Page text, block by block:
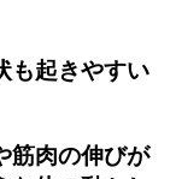
も起きやすい
筋肉の伸びが